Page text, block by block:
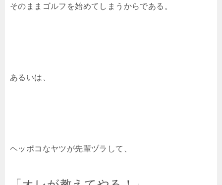
そのままゴルフを始めてしまうからである。
あるいは、
ヘッポコなヤツが先輩ヅラして、